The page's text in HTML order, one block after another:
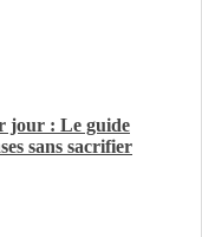
jour : Le guide
sans sacrifier